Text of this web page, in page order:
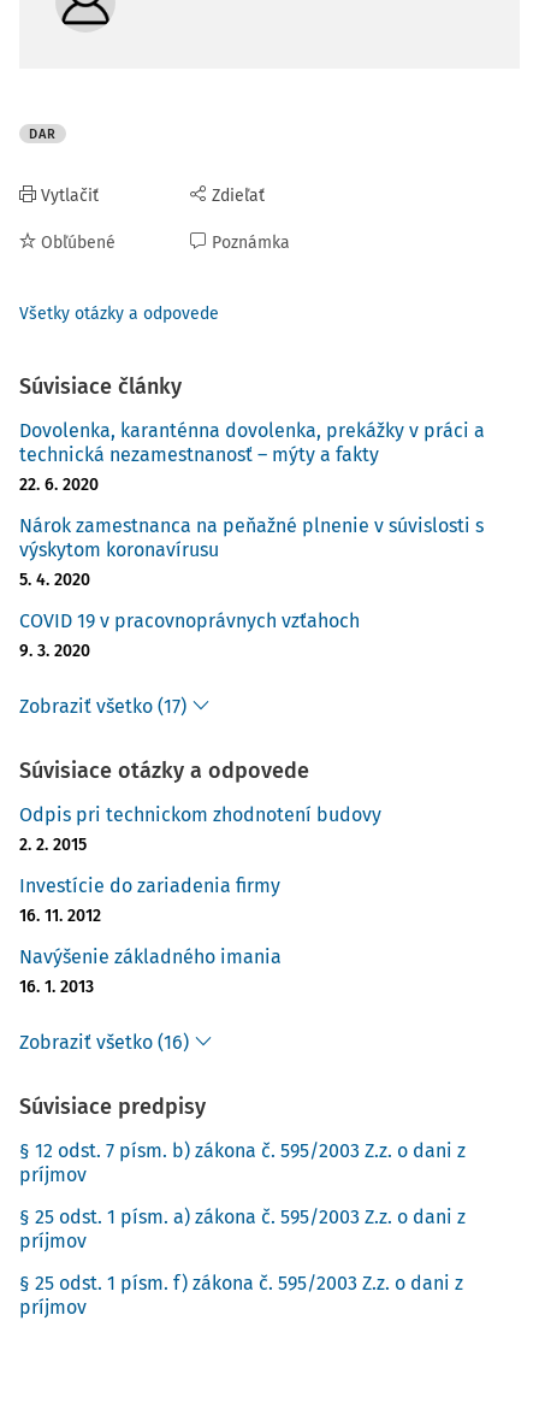
DAR
Vytlačiť
Obľúbené
Zdieľať
Poznámka
Všetky otázky a odpovede
Súvisiace články
Dovolenka, karanténna dovolenka, prekážky v práci a
technická nezamestnanosť – mýty a fakty
22. 6. 2020
Nárok zamestnanca na peňažné plnenie v súvislosti s
výskytom koronavírusu
5. 4. 2020
COVID 19 v pracovnoprávnych vzťahoch
9. 3. 2020
Zobraziť všetko (17)
Súvisiace otázky a odpovede
Odpis pri technickom zhodnotení budovy
2. 2. 2015
Investície do zariadenia firmy
16. 11. 2012
Navýšenie základného imania
16. 1. 2013
Zobraziť všetko (16)
Súvisiace predpisy
§ 12 odst. 7 písm. b) zákona č. 595/2003 Z.z. o dani z
príjmov
§ 25 odst. 1 písm. a) zákona č. 595/2003 Z.z. o dani z
príjmov
§ 25 odst. 1 písm. f) zákona č. 595/2003 Z.z. o dani z
príjmov